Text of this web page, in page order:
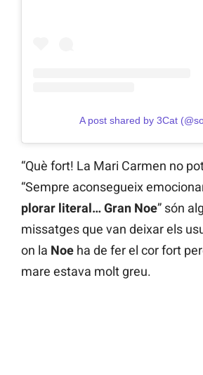
A post shared by 3Cat
“Què fort! La Mari Carmen no
“Sempre aconsegueix
plorar literal… Gran Noe” són
missatges que van deixar els
on la Noe ha de fer el cor fort
mare estava molt greu.